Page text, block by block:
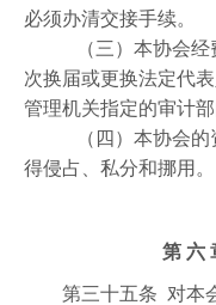
必须办清交接手续。
（三）本协会经费
次换届或更换法定代
管理机关指定的审计
（四）本协会的资
得侵占、私分和挪用。
第 六
第三十五条 对本会